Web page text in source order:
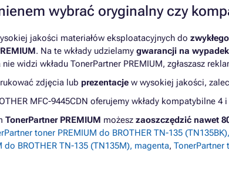
wybrać oryginalny czy
jakości materiałów eksploatacyjnych do
. Na te wkłady udzielamy gwarancji na
widzi wkładu TonerPartner PREMIUM, zgłaszasz
zdjęcia lub prezentacje w wysokiej jakości,
MFC-9445CDN oferujemy wkłady kompatybilne 4
TonerPartner PREMIUM możesz zaoszczędzić nawet
toner PREMIUM do BROTHER TN-135
do BROTHER TN-135 (TN135M), magenta, TonerPartner